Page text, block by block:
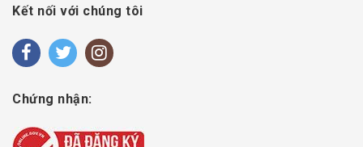
Kết nối với chúng tôi
Chứng nhận: